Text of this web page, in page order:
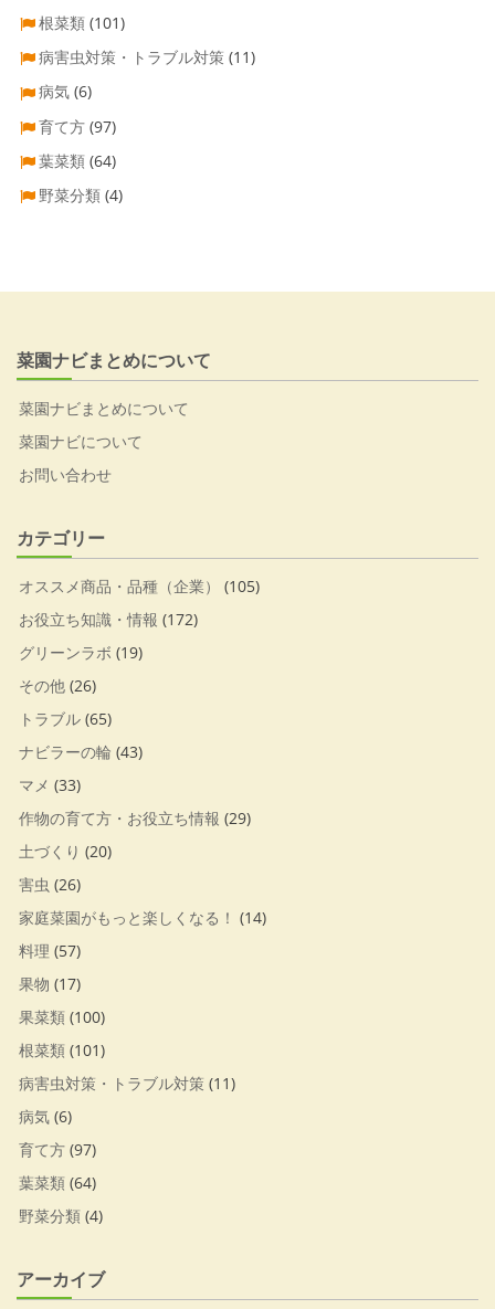
根菜類 (101)
病害虫対策・トラブル対策 (11)
病気 (6)
育て方 (97)
葉菜類 (64)
野菜分類 (4)
菜園ナビまとめについて
菜園ナビまとめについて
菜園ナビについて
お問い合わせ
カテゴリー
オススメ商品・品種（企業）
(105)
お役立ち知識・情報 (172)
グリーンラボ (19)
その他 (26)
トラブル (65)
ナビラーの輪 (43)
マメ (33)
作物の育て方・お役立ち情報 (29)
土づくり (20)
害虫 (26)
家庭菜園がもっと楽しくなる！ (14)
料理 (57)
果物 (17)
果菜類 (100)
根菜類 (101)
病害虫対策・トラブル対策 (11)
病気 (6)
育て方 (97)
葉菜類 (64)
野菜分類 (4)
アーカイブ